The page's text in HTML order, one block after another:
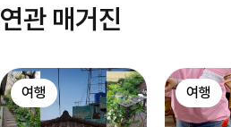
연관 매거진
여행 여행